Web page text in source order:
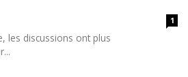
1
les discussions ont plus